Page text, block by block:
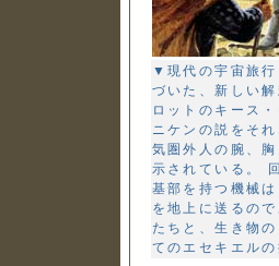
▼現代の宇宙旅
づいた、新しい
ロットのキース
ニケンの説をそ
気圏外人の腕、
示されている。
基部を持つ機械
を地上に送るの
たちと、生き物
てのエセキエル